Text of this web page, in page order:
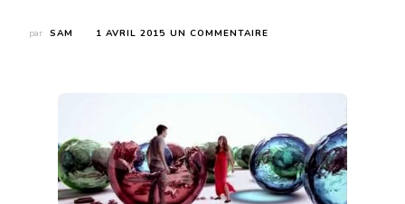
par SAM 1 AVRIL 2015 UN COMMENTAIRE